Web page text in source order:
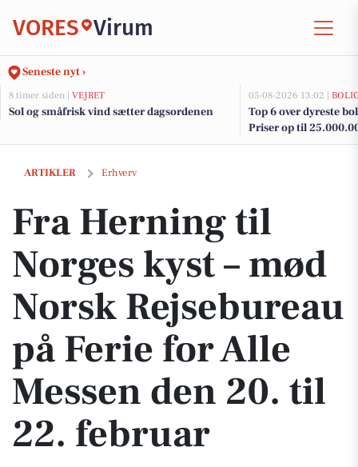
VORES Virum
Seneste nyt ›
8 timer siden | VEJRET
Sol og småfrisk vind sætter dagsordenen
05-08-2026 13:02 |
Top 6 over dyreste
Priser op til
ARTIKLER Erhverv
Fra Herning til Norges kyst – mød Norsk Rejsebureau på Ferie for
Fra Herning til
Norges kyst – mød
Norsk Rejsebureau
på Ferie for Alle
Messen den 20. til
22. februar